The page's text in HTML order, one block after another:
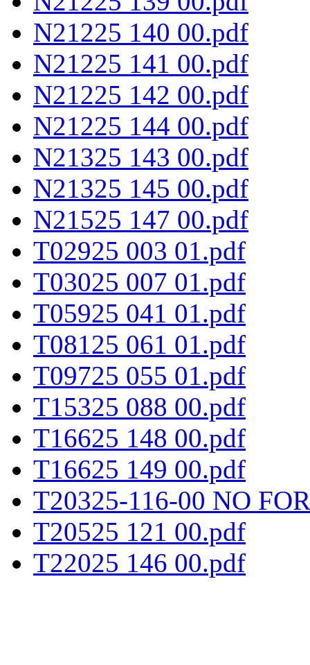
N21225 140 00.pdf
N21225 141 00.pdf
N21225 142 00.pdf
N21225 144 00.pdf
N21325 143 00.pdf
N21325 145 00.pdf
N21525 147 00.pdf
T02925 003 01.pdf
T03025 007 01.pdf
T05925 041 01.pdf
T08125 061 01.pdf
T09725 055 01.pdf
T15325 088 00.pdf
T16625 148 00.pdf
T16625 149 00.pdf
T20325-116-00 NO
T20525 121 00.pdf
T22025 146 00.pdf